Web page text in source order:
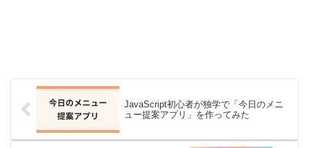
JavaScript初心者が独学で「今日のメニ
ュー提案アプリ」を作ってみた